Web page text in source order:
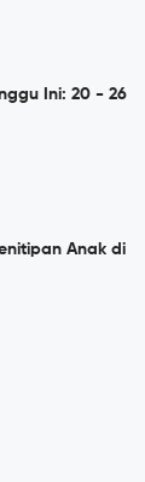
Ini: 20 - 26
Anak di